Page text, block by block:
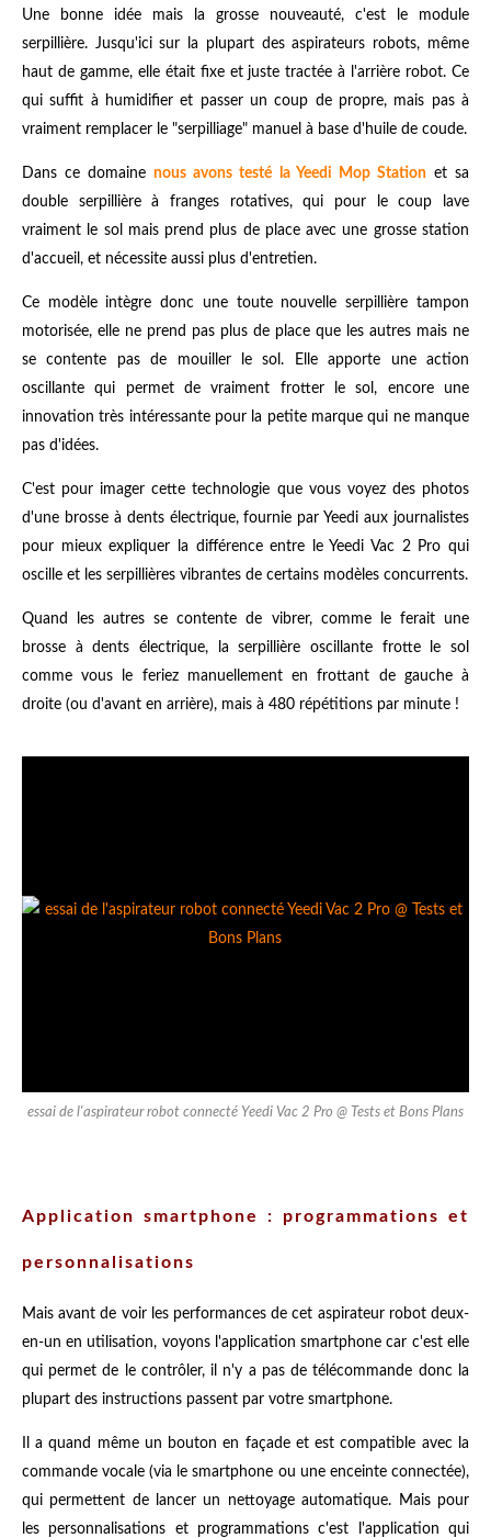
Une bonne idée mais la grosse nouveauté, c'est le module
serpillière. Jusqu'ici sur la plupart des aspirateurs robots, même
haut de gamme, elle était fixe et juste tractée à l'arrière robot. Ce
qui suffit à humidifier et passer un coup de propre, mais pas à
vraiment remplacer le "serpilliage" manuel à base d'huile de coude.
Dans ce domainenous avons testé la Yeedi Mop Stationet sa
double serpillière à franges rotatives, qui pour le coup lave
vraiment le sol mais prend plus de place avec une grosse station
d'accueil, et nécessite aussi plus d'entretien.
Ce modèle intègre donc une toute nouvelle serpillière tampon
motorisée, elle ne prend pas plus de place que les autres mais ne
se contente pas de mouiller le sol. Elle apporte une action
oscillante qui permet de vraiment frotter le sol, encore une
innovation très intéressante pour la petite marque qui ne manque
pas d'idées.
C'est pour imager cette technologie que vous voyez des photos
d'une brosse à dents électrique, fournie par Yeedi aux journalistes
pour mieux expliquer la différence entre le Yeedi Vac 2 Pro qui
oscille et les serpillières vibrantes de certains modèles concurrents.
Quand les autres se contente de vibrer, comme le ferait une
brosse à dents électrique, la serpillière oscillante frotte le sol
comme vous le feriez manuellement en frottant de gauche à
droite (ou d'avant en arrière), mais à 480 répétitions par minute !
essai de l'aspirateur robot connecté Yeedi Vac 2 Pro @ Tests et Bons Plans
Application smartphone : programmations et
personnalisations
Mais avant de voir les performances de cet aspirateur robot deux-
en-un en utilisation, voyons l'application smartphone car c'est elle
qui permet de le contrôler, il n'y a pas de télécommande donc la
plupart des instructions passent par votre smartphone.
Il a quand même un bouton en façade et est compatible avec la
commande vocale (via le smartphone ou une enceinte connectée),
qui permettent de lancer un nettoyage automatique. Mais pour
les personnalisations et programmations c'est l'application qui